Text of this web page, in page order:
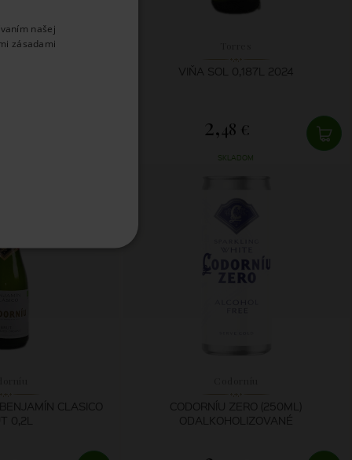
VIŇA SOL 0,187L 2024
2,48 €
SKLADOM
CLASICO
0,2L
CODORNÍU ZERO (250ML)
ODALKOHOLIZOVANÉ
našej
zásadami